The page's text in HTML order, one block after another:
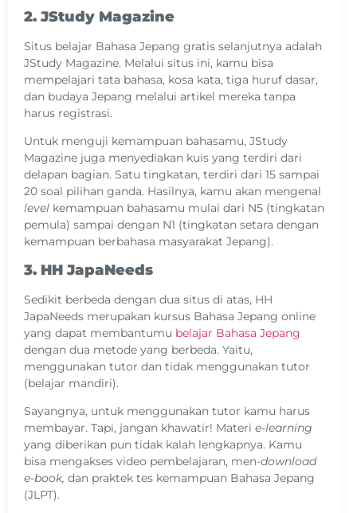
2. JStudy Magazine
Situs belajar Bahasa Jepang gratis selanjutnya adalah
JStudy Magazine. Melalui situs ini, kamu bisa
mempelajari tata bahasa, kosa kata, tiga huruf dasar,
dan budaya Jepang melalui artikel mereka tanpa
harus registrasi.
Untuk menguji kemampuan bahasamu, JStudy
Magazine juga menyediakan kuis yang terdiri dari
delapan bagian. Satu tingkatan, terdiri dari 15 sampai
20 soal pilihan ganda. Hasilnya, kamu akan mengenal
level kemampuan bahasamu mulai dari N5 (tingkatan
pemula) sampai dengan N1 (tingkatan setara dengan
kemampuan berbahasa masyarakat Jepang).
3. HH JapaNeeds
Sedikit berbeda dengan dua situs di atas, HH
JapaNeeds merupakan kursus Bahasa Jepang online
yang dapat membantumu belajar Bahasa Jepang
dengan dua metode yang berbeda. Yaitu,
menggunakan tutor dan tidak menggunakan tutor
(belajar mandiri).
Sayangnya, untuk menggunakan tutor kamu harus
membayar. Tapi, jangan khawatir! Materi e-learning
yang diberikan pun tidak kalah lengkapnya. Kamu
bisa mengakses video pembelajaran, men-download
e-book, dan praktek tes kemampuan Bahasa Jepang
(JLPT).